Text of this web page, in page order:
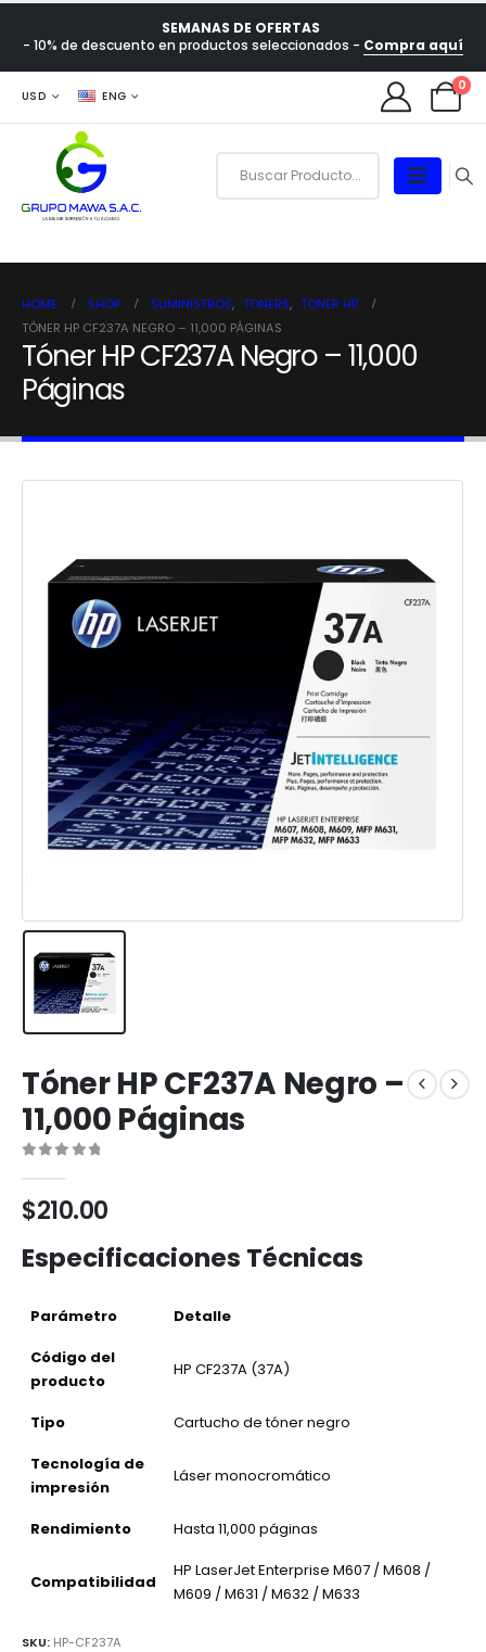
SEMANAS DE OFERTAS
- 10% de descuento en productos seleccionados - Compra aquí
USD ENG
0
HOME SHOP SUMINISTROS, TONERS, TONER HP
TÓNER HP CF237A NEGRO – 11,000 PÁGINAS
Tóner HP CF237A Negro – 11,000
Páginas
Tóner HP CF237A Negro –
11,000 Páginas
$210.00
Especificaciones Técnicas
Parámetro
Detalle
Código del
producto
HP CF237A (37A)
Tipo
Cartucho de tóner negro
Tecnología de
impresión
Láser monocromático
Rendimiento Hasta 11,000 páginas
Compatibilidad
HP LaserJet Enterprise M607 / M608 /
M609 / M631 / M632 / M633
SKU: HP-CF237A